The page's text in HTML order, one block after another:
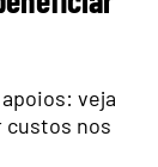
veja
custos nos